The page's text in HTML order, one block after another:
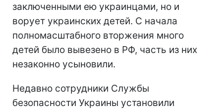
заключенными ею украинцами, но и
ворует украинских детей. С начала
полномасштабного вторжения много
детей было вывезено в РФ, часть из них
незаконно усыновили.
Недавно сотрудники Службы
безопасности Украины установили